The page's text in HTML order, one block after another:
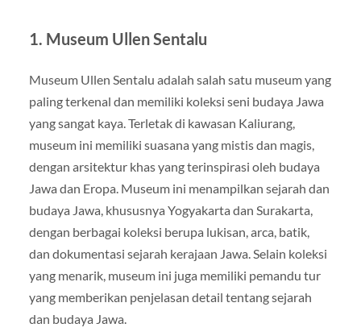
1. Museum Ullen Sentalu
Museum Ullen Sentalu adalah salah satu museum yang
paling terkenal dan memiliki koleksi seni budaya Jawa
yang sangat kaya. Terletak di kawasan Kaliurang,
museum ini memiliki suasana yang mistis dan magis,
dengan arsitektur khas yang terinspirasi oleh budaya
Jawa dan Eropa. Museum ini menampilkan sejarah dan
budaya Jawa, khususnya Yogyakarta dan Surakarta,
dengan berbagai koleksi berupa lukisan, arca, batik,
dan dokumentasi sejarah kerajaan Jawa. Selain koleksi
yang menarik, museum ini juga memiliki pemandu tur
yang memberikan penjelasan detail tentang sejarah
dan budaya Jawa.